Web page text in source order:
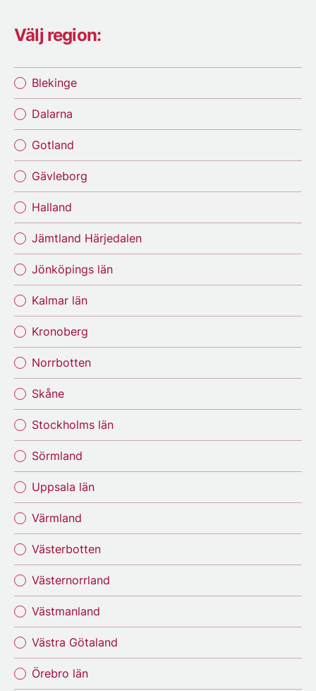
Välj region:
Blekinge
Dalarna
Gotland
Gävleborg
Halland
Jämtland Härjedalen
Jönköpings län
Kalmar län
Kronoberg
Norrbotten
Skåne
Stockholms län
Sörmland
Uppsala län
Värmland
Västerbotten
Västernorrland
Västmanland
Västra Götaland
Örebro län